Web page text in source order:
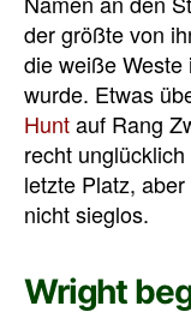
der größte von
die weiße
wurde. Etwas
Huntauf Rang
recht unglücklich
letzte Platz,
nicht sieglos.
Wright